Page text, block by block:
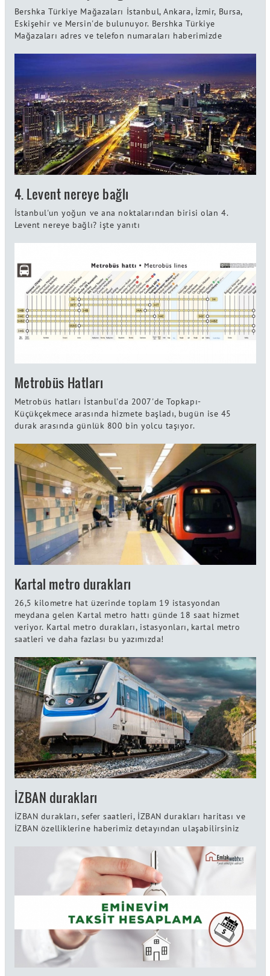
Bershka Türkiye Mağazaları İstanbul, Ankara, İzmir, Bursa,
Eskişehir ve Mersin'de bulunuyor. Bershka Türkiye
Mağazaları adres ve telefon numaraları haberimizde
4. Levent nereye bağlı
İstanbul'un yoğun ve ana noktalarından birisi olan 4.
Levent nereye bağlı? işte yanıtı
Metrobüs Hatları
Metrobüs hatları İstanbul'da 2007'de Topkapı-
Küçükçekmece arasında hizmete başladı, bugün ise 45
durak arasında günlük 800 bin yolcu taşıyor.
Kartal metro durakları
26,5 kilometre hat üzerinde toplam 19 istasyondan
meydana gelen Kartal metro hattı günde 18 saat hizmet
veriyor. Kartal metro durakları, istasyonları, kartal metro
saatleri ve daha fazlası bu yazımızda!
İZBAN durakları
İZBAN durakları, sefer saatleri, İZBAN durakları haritası ve
İZBAN özelliklerine haberimiz detayından ulaşabilirsiniz